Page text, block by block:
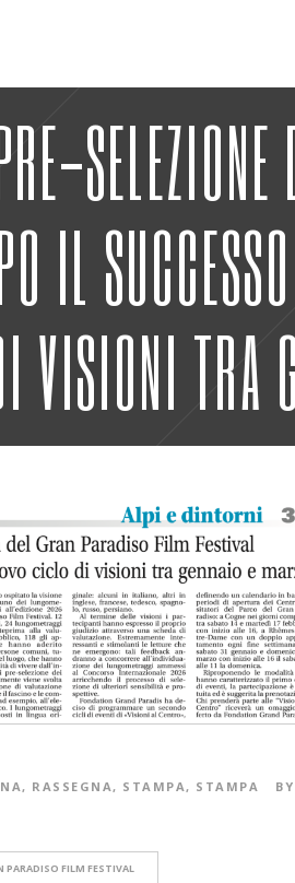
IL
VISIONI TRA
, RASSEGNA , STAMPA , STAMPA BY
PARADISO FILM FESTIVAL